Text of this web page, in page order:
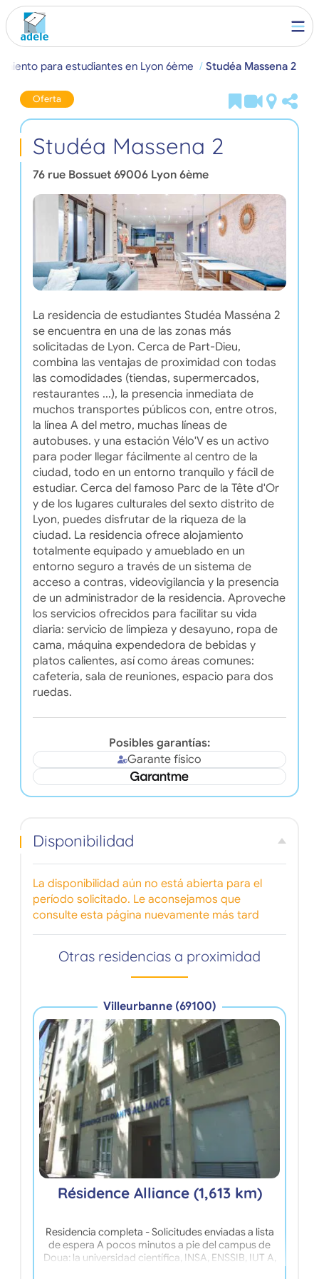
para estudiantes en Lyon 6ème Studéa Massena 2
Oferta
Studéa Massena 2
76 rue Bossuet 69006 Lyon 6ème
La residencia de estudiantes Studéa Masséna 2
se encuentra en una de las zonas más
solicitadas de Lyon. Cerca de Part-Dieu,
combina las ventajas de proximidad con todas
las comodidades (tiendas, supermercados,
restaurantes ...), la presencia inmediata de
muchos transportes públicos con, entre otros,
la línea A del metro, muchas líneas de
autobuses. y una estación Vélo'V es un activo
para poder llegar fácilmente al centro de la
ciudad, todo en un entorno tranquilo y fácil de
estudiar. Cerca del famoso Parc de la Tête d'Or
y de los lugares culturales del sexto distrito de
Lyon, puedes disfrutar de la riqueza de la
ciudad. La residencia ofrece alojamiento
totalmente equipado y amueblado en un
entorno seguro a través de un sistema de
acceso a contras, videovigilancia y la presencia
de un administrador de la residencia. Aproveche
los servicios ofrecidos para facilitar su vida
diaria: servicio de limpieza y desayuno, ropa de
cama, máquina expendedora de bebidas y
platos calientes, así como áreas comunes:
cafetería, sala de reuniones, espacio para dos
ruedas.
Posibles garantías:
Garante físico
Disponibilidad
La disponibilidad aún no está abierta para el
período solicitado. Le aconsejamos que
consulte esta página nuevamente más tard
Otras residencias a proximidad
Villeurbanne (69100)
Résidence Alliance (1,613 km)
Residencia completa - Solicitudes enviadas a lista
de espera A pocos minutos a pie del campus de
Doua: la universidad científica, INSA, ENSSIB, IUT A,